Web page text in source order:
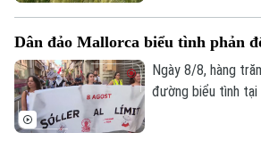
Chuyên mục
Dân đảo Mallorca biểu tình phản
Ngày 8/8, hàng
đường biểu tình